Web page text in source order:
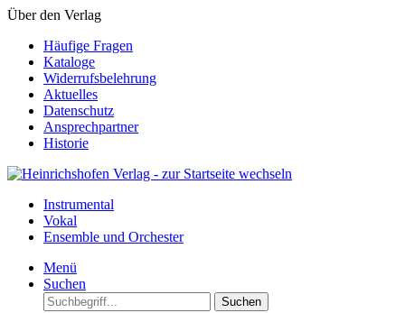
Über den Verlag
Häufige Fragen
Kataloge
Widerrufsbelehrung
Aktuelles
Datenschutz
Ansprechpartner
Historie
Instrumental
Vokal
Ensemble und Orchester
Menü
Suchen
Suchen